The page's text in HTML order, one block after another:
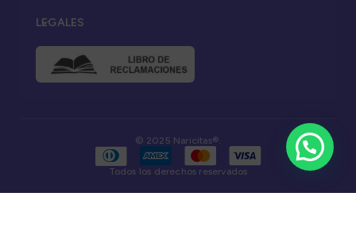
LEGALES
© 2025 Naricitas®.
Todos los derechos reservados